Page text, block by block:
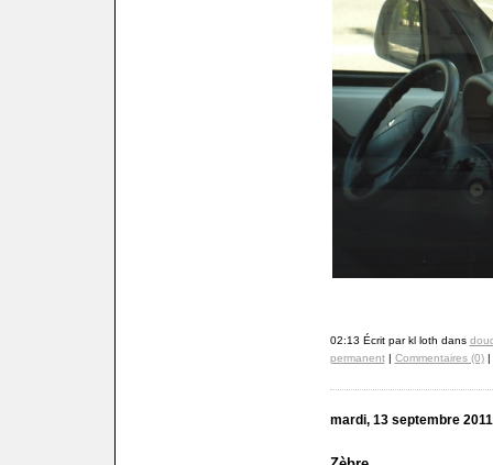
02:13 Écrit par kl loth dans
permanent| Commentaires (0)|
mardi, 13 septembre 2011